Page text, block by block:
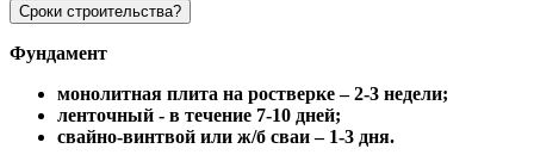
Сроки строительства?
Фундамент
монолитная плита на ростверке – 2-3 недели;
ленточный - в течение 7-10 дней;
свайно-винтвой или ж/б сваи – 1-3 дня.